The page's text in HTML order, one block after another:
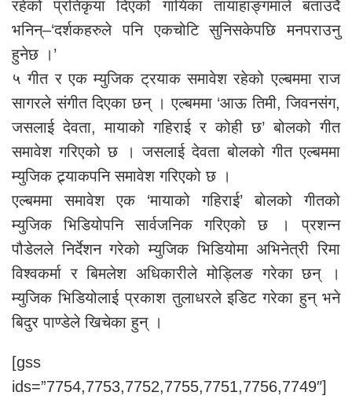
रहेको प्रतिकृया दिएको गायिका तायाहाङ्गमाले बताउदै
भनिन्–‘दर्शकहरुले पनि एकचोटि सुनिसकेपछि मनपराउनु
हुनेछ ।’
५ गीत र एक म्युजिक ट्रयाक समावेश रहेको एल्बममा राज
सागरले संगीत दिएका छन् । एल्बममा ‘आऊ तिमी, जिवनसंग,
जसलाई देवता, मायाको गहिराई र कोही छ’ बोलको गीत
समावेश गरिएको छ । जसलाई देवता बोलको गीत एल्बममा
म्युजिक ट्र्याकपनि समावेश गरिएको छ ।
एल्बममा समावेश एक ‘मायाको गहिराई’ बोलको गीतको
म्युजिक भिडियोपनि सार्वजनिक गरिएको छ । प्रशन्न
पौडेलले निर्देशन गरेको म्युजिक भिडियोमा अभिनेत्री रिमा
विश्वकर्मा र बिमलेश अधिकारीले मोड्लिङ गरेका छन् ।
म्युजिक भिडियोलाई प्रकाश तुलाधरले इडिट गरेका हुन् भने
बिदुर पाण्डेले खिचेका हुन् ।
[gss
ids=”7754,7753,7752,7755,7751,7756,7749″]